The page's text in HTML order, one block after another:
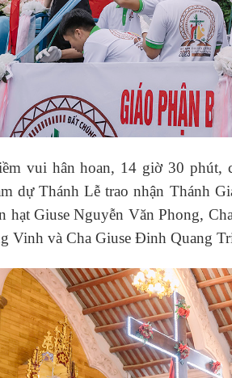
vui hân hoan, 14 giờ 30 phút,
dự Thánh Lễ trao nhận Thánh
hạt Giuse Nguyễn Văn Phong,
Vinh và Cha Giuse Đinh Quang